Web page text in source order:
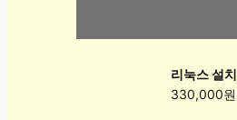
리눅스 설치
330,000원